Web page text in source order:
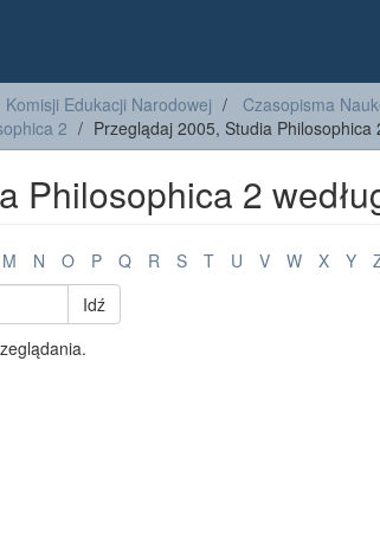
Edukacji Narodowej Czasopisma
2 Przeglądaj 2005, Studia Philosophica
Philosophica 2
M N O P Q R S T U V W X Y
Idź